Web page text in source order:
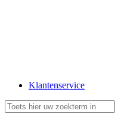
Klantenservice